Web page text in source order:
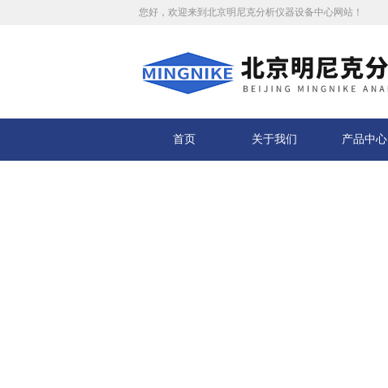
您好，欢迎来到北京明尼克分析仪器设备中心网站！
首页 关于我们 产品中心